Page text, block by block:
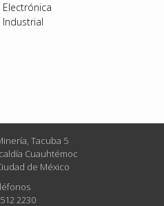
Industrial
Tacuba 5
Cuauhtémoc
de México
2230